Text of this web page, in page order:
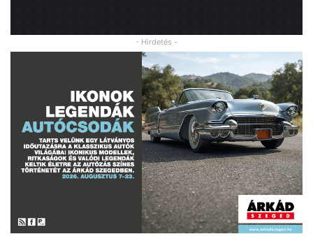
- Hirdetés -